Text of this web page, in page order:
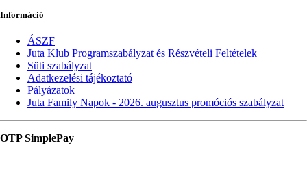
Információ
ÁSZF
Juta Klub Programszabályzat és Részvételi Feltételek
Süti szabályzat
Adatkezelési tájékoztató
Pályázatok
Juta Family Napok - 2026. augusztus promóciós szabályzat
OTP SimplePay